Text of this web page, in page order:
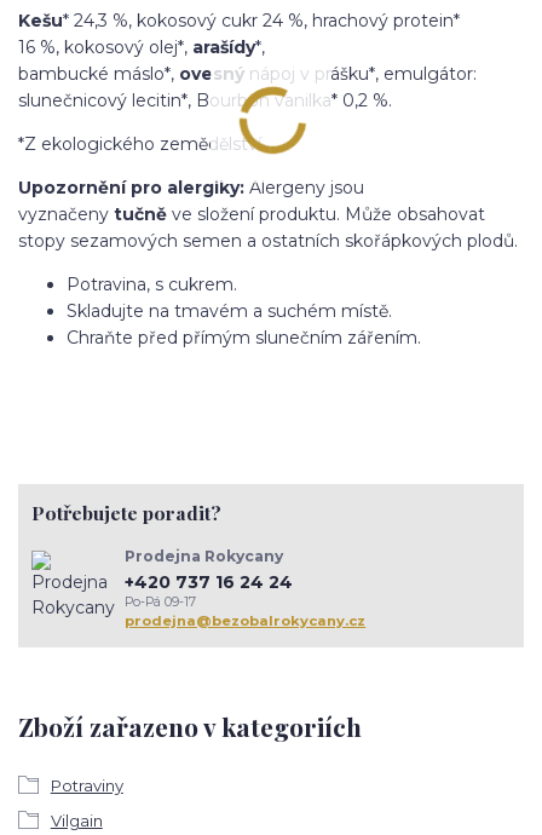
Kešu* 24,3 %, kokosový cukr 24 %, hrachový protein*
16 %, kokosový olej*, arašídy*,
bambucké máslo*, ovesný nápoj v prášku*, emulgátor:
slunečnicový lecitin*, Bourbonvanilka* 0,2 %.
*Z ekologického zemědělství.
Upozornění pro alergiky: Alergeny jsou
vyznačeny tučně ve složení produktu. Může obsahovat
stopy sezamových semen a ostatních skořápkových plodů.
Potravina, s cukrem.
Skladujte na tmavém a suchém místě.
Chraňte před přímým slunečním zářením.
Zboží zařazeno v kategoriích
Potraviny
Vilgain
Potřebujete poradit?
Prodejna Rokycany
+420 737 16 24 24
Po-Pá 09-17
prodejna@bezobalrokycany.cz